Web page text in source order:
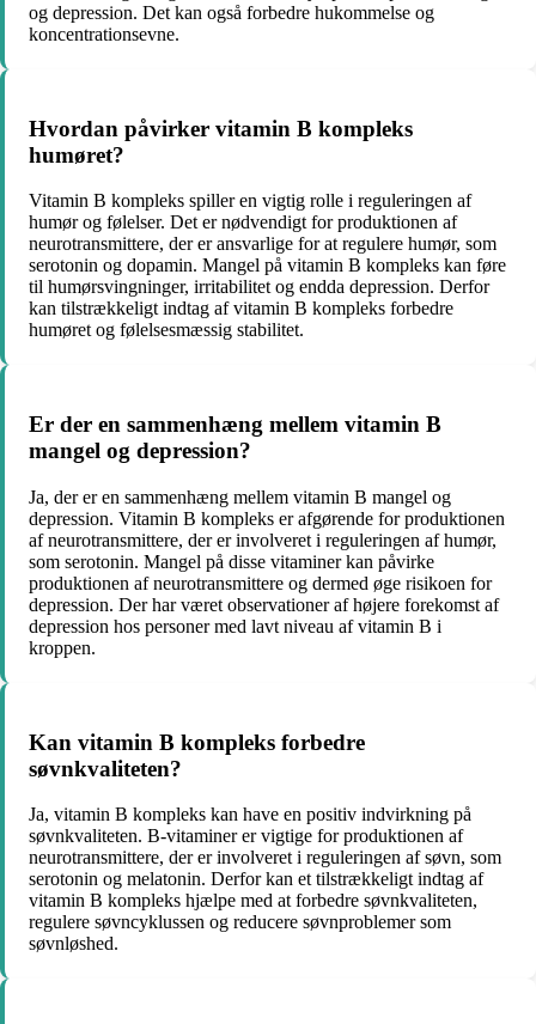
og depression. Det kan også forbedre hukommelse og
koncentrationsevne.
Hvordan påvirker vitamin B kompleks
humøret?
Vitamin B kompleks spiller en vigtig rolle i reguleringen af
humør og følelser. Det er nødvendigt for produktionen af
neurotransmittere, der er ansvarlige for at regulere humør, som
serotonin og dopamin. Mangel på vitamin B kompleks kan føre
til humørsvingninger, irritabilitet og endda depression. Derfor
kan tilstrækkeligt indtag af vitamin B kompleks forbedre
humøret og følelsesmæssig stabilitet.
Er der en sammenhæng mellem vitamin B
mangel og depression?
Ja, der er en sammenhæng mellem vitamin B mangel og
depression. Vitamin B kompleks er afgørende for produktionen
af neurotransmittere, der er involveret i reguleringen af humør,
som serotonin. Mangel på disse vitaminer kan påvirke
produktionen af neurotransmittere og dermed øge risikoen for
depression. Der har været observationer af højere forekomst af
depression hos personer med lavt niveau af vitamin B i
kroppen.
Kan vitamin B kompleks forbedre
søvnkvaliteten?
Ja, vitamin B kompleks kan have en positiv indvirkning på
søvnkvaliteten. B-vitaminer er vigtige for produktionen af
neurotransmittere, der er involveret i reguleringen af søvn, som
serotonin og melatonin. Derfor kan et tilstrækkeligt indtag af
vitamin B kompleks hjælpe med at forbedre søvnkvaliteten,
regulere søvncyklussen og reducere søvnproblemer som
søvnløshed.